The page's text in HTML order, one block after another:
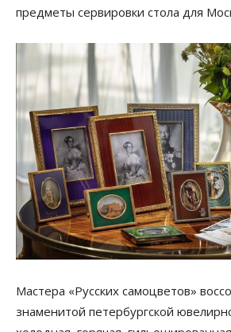
предметы сервировки стола для
Мастера «Русских самоцветов»
знаменитой петербургской